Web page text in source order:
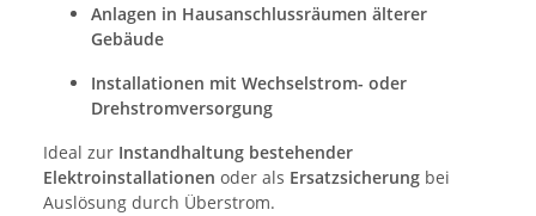
Anlagen in Hausanschlussräumen älterer
Gebäude
Installationen mit Wechselstrom- oder
Drehstromversorgung
Ideal zur Instandhaltung bestehender
Elektroinstallationen oder als Ersatzsicherung bei
Auslösung durch Überstrom.